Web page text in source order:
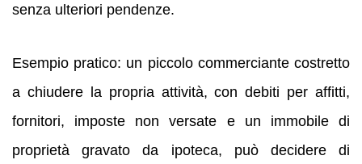
senza ulteriori pendenze.
Esempio pratico: un piccolo commerciante costretto
a chiudere la propria attività, con debiti per affitti,
fornitori, imposte non versate e un immobile di
proprietà gravato da ipoteca, può decidere di